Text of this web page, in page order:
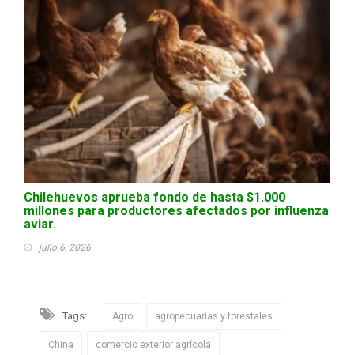
Chilehuevos aprueba fondo de hasta $1.000
millones para productores afectados por influenza
aviar.
julio 6, 2026
Tags: Agro agropecuarias y forestales
China comercio exterior agrícola